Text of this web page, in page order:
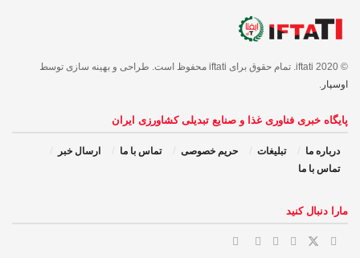
© 2020 iftati. تمام حقوق برای iftati محفوظ است. طراحی و بهینه سازی توسط
اوسپار .
پایگاه خبری فناوری غذا و صنایع تبدیلی کشاورزی ایران
درباره ما تبلیغات حریم خصوصی تماس با ما
ارسال خبر
تماس با ما
مارا دنبال کنید